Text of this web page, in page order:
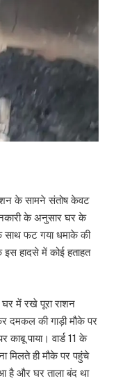
के सामने संतोष केवट
के अनुसार घर के
फट गया धमाके की
हादसे में कोई हताहत
में रखे पूरा राशन
दमकल की गाड़ी मौके पर
पाया। वार्ड 11 के
मिलते ही मौके पर पहुंचे
है और घर ताला बंद था